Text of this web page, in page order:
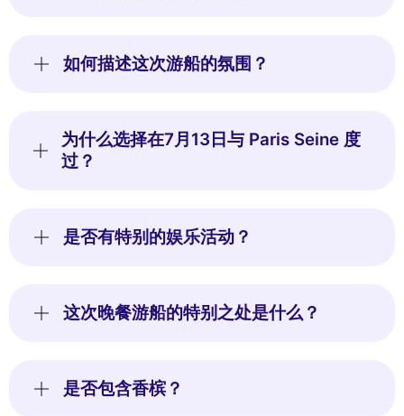
如何描述这次游船的氛围？
为什么选择在7月13日与 Paris Seine 度
过？
是否有特别的娱乐活动？
这次晚餐游船的特别之处是什么？
是否包含香槟？